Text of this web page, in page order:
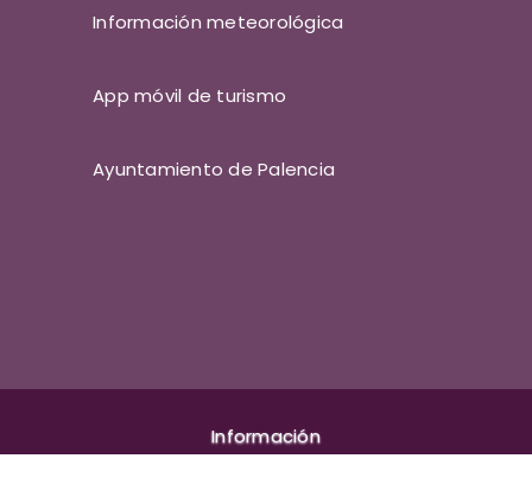
Información meteorológica
App móvil de turismo
Ayuntamiento de Palencia
Información